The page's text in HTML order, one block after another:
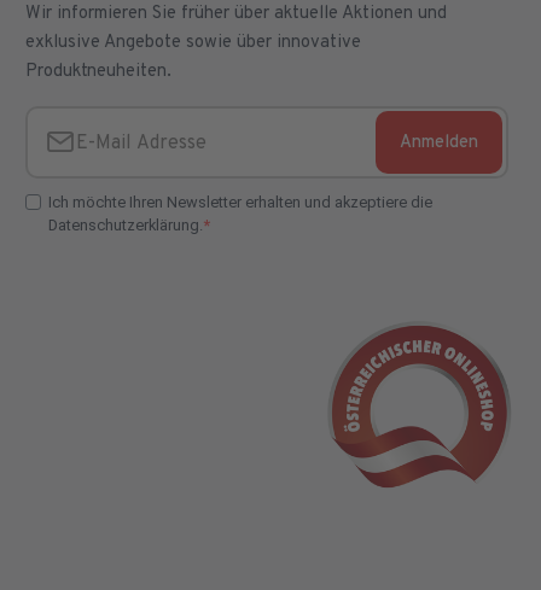
Wir informieren Sie früher über aktuelle Aktionen und
exklusive Angebote sowie über innovative
Produktneuheiten.
Ich möchte Ihren Newsletter erhalten und akzeptiere die
Datenschutzerklärung.
Anmelden